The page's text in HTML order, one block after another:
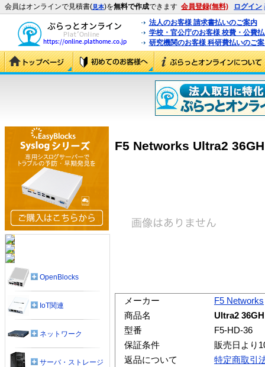
会員はオンラインで見積書(見本)を無料で作成できます 会員登録(無料) ログイン
法人のお客様 請求書払いのご案内
学校・官公庁のお客様 校費・公費
研究機関のお客様 科研費払いのご
F5 Networks Ultra2
メーカー
F5 Networks
商品名
Ultra2
型番
F5-HD-36
保証条件
販売日より
返品について
特定商取引
OpenBlocks
IoT関連
ネットワーク
サーバ・ストレージ